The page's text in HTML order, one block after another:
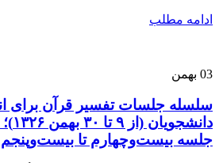
ادامه مطلب
03 بهمن
سلسله جلسات تفسیر قرآن برای
جلسه بیست‌وچهارم تا